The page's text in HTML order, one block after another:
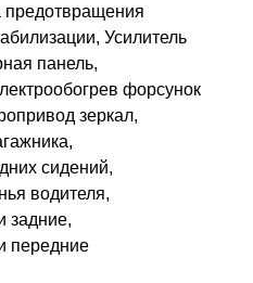
Усилитель
панель,
форсунок
зеркал,
сидений,
водителя,
задние,
передние